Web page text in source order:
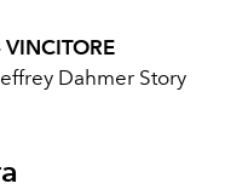
Dahmer Story